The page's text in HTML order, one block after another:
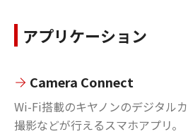
アプリケーション
Camera Connect
Wi-Fi搭載のキヤノンのデジタル
撮影などが行えるスマホアプリ。